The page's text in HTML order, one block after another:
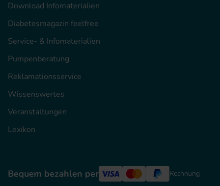
Download Infomaterialien
Diabetesmagazin feelfree
Service- & Infomaterialien
Pumpenberatung
Reklamationsservice
Wissenswertes
Veranstaltungen
Lexikon
Bequem bezahlen per Rechnung